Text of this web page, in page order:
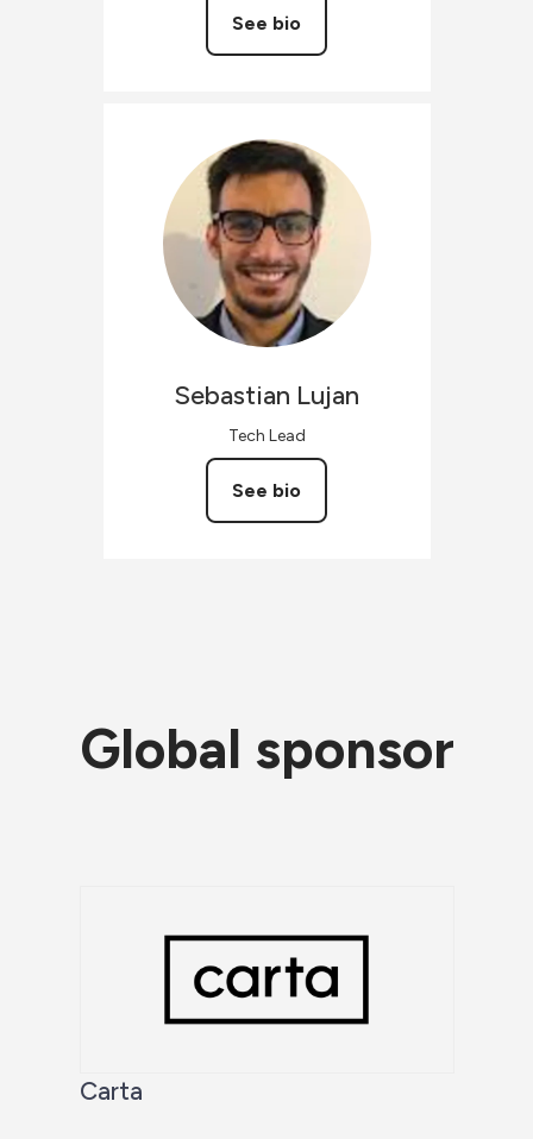
See bio
Sebastian Lujan
Tech Lead
See bio
Global sponsor
Carta